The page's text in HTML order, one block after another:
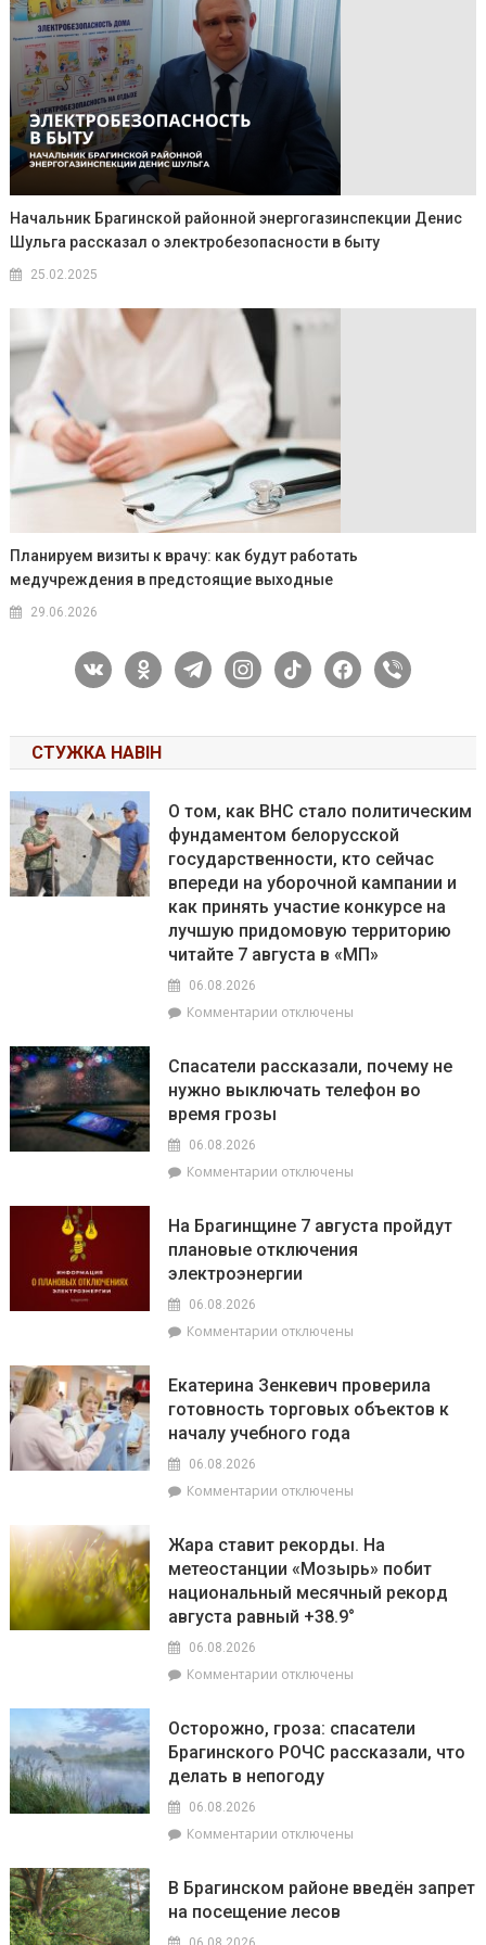
Начальник Брагинской районной энергогазинспекции Денис
Шульга рассказал о электробезопасности в быту
25.02.2025
Планируем визиты к врачу: как будут работать
медучреждения в предстоящие выходные
29.06.2026
vkontakteodnoklassniki
telegraminstagram
tiktok facebook
viber
СТУЖКА НАВІН
О том, как ВНС стало политическим
фундаментом белорусской
государственности, кто сейчас
впереди на уборочной кампании и
как принять участие конкурсе на
лучшую придомовую территорию
читайте 7 августа в «МП»
06.08.2026
Комментарии к
том,
как
фундаментом
государственности,
кто
сейчас
впереди
кампании
как
принять
участие
конкурсе
лучшую
читайте
7
августа
в
отключены
Спасатели рассказали, почему не
нужно выключать телефон во
время грозы
06.08.2026
Комментарии к
рассказали,
почему
не
телефон
время
грозы
отключены
На Брагинщине 7 августа пройдут
плановые отключения
электроэнергии
06.08.2026
Комментарии к
Брагинщине
7
августа
отключения
отключены
Екатерина Зенкевич проверила
готовность торговых объектов к
началу учебного года
06.08.2026
Комментарии к
Зенкевич
проверила
готовность
торговых
началу
отключены
Жара ставит рекорды. На
метеостанции «Мозырь» побит
национальный месячный рекорд
августа равный +38.9°
06.08.2026
Комментарии к
ставит
рекорды.
На
побит
месячный
рекорд
августа
отключены
Осторожно, гроза: спасатели
Брагинского РОЧС рассказали, что
делать в непогоду
06.08.2026
Комментарии к
гроза:
спасатели
отключены
В Брагинском районе введён запрет
на посещение лесов